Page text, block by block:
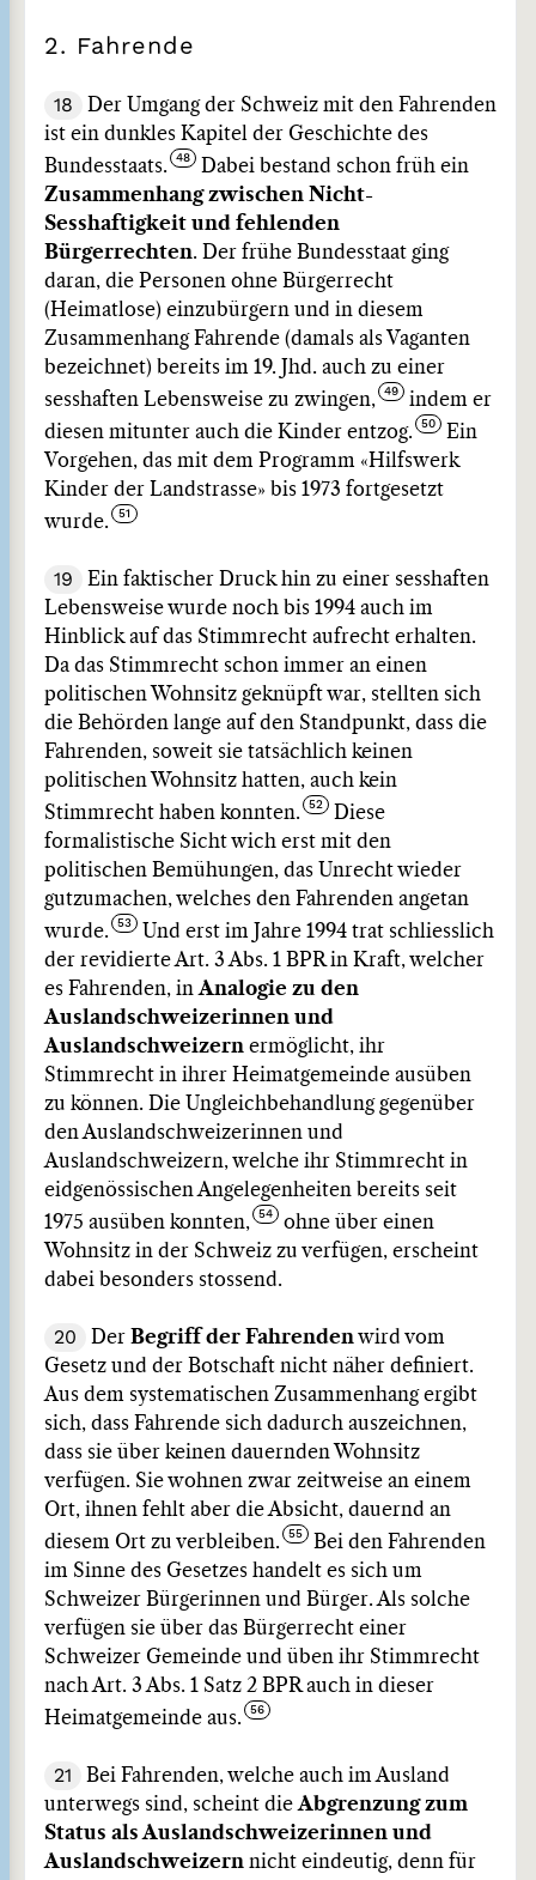
2. Fahrende
18
Der Umgang der Schweiz mit den Fahrenden
ist ein dunkles Kapitel der Geschichte des
Bundesstaats.
Dabei bestand schon früh ein
Zusammenhang zwischen Nicht-
Sesshaftigkeit und fehlenden
Bürgerrechten. Der frühe Bundesstaat ging
daran, die Personen ohne Bürgerrecht
(Heimatlose) einzubürgern und in diesem
Zusammenhang Fahrende (damals als Vaganten
bezeichnet) bereits im 19. Jhd. auch zu einer
sesshaften Lebensweise zu zwingen,
indem er
diesen mitunter auch die Kinder entzog.
Ein
Vorgehen, das mit dem Programm «Hilfswerk
Kinder der Landstrasse» bis 1973 fortgesetzt
wurde.
19
Ein faktischer Druck hin zu einer sesshaften
Lebensweise wurde noch bis 1994 auch im
Hinblick auf das Stimmrecht aufrecht erhalten.
Da das Stimmrecht schon immer an einen
politischen Wohnsitz geknüpft war, stellten sich
die Behörden lange auf den Standpunkt, dass die
Fahrenden, soweit sie tatsächlich keinen
politischen Wohnsitz hatten, auch kein
Stimmrecht haben konnten.
Diese
formalistische Sicht wich erst mit den
politischen Bemühungen, das Unrecht wieder
gutzumachen, welches den Fahrenden angetan
wurde.
Und erst im Jahre 1994 trat schliesslich
der revidierte Art. 3 Abs. 1 BPR in Kraft, welcher
es Fahrenden, in Analogie zu den
Auslandschweizerinnen und
Auslandschweizern ermöglicht, ihr
Stimmrecht in ihrer Heimatgemeinde ausüben
zu können. Die Ungleichbehandlung gegenüber
den Auslandschweizerinnen und
Auslandschweizern, welche ihr Stimmrecht in
eidgenössischen Angelegenheiten bereits seit
1975 ausüben konnten,
ohne über einen
Wohnsitz in der Schweiz zu verfügen, erscheint
dabei besonders stossend.
20 Der Begriff der Fahrenden wird vom
Gesetz und der Botschaft nicht näher definiert.
Aus dem systematischen Zusammenhang ergibt
sich, dass Fahrende sich dadurch auszeichnen,
dass sie über keinen dauernden Wohnsitz
verfügen. Sie wohnen zwar zeitweise an einem
Ort, ihnen fehlt aber die Absicht, dauernd an
diesem Ort zu verbleiben.
Bei den Fahrenden
im Sinne des Gesetzes handelt es sich um
Schweizer Bürgerinnen und Bürger. Als solche
verfügen sie über das Bürgerrecht einer
Schweizer Gemeinde und üben ihr Stimmrecht
nach Art. 3 Abs. 1 Satz 2 BPR auch in dieser
Heimatgemeinde aus.
21
Bei Fahrenden, welche auch im Ausland
unterwegs sind, scheint die Abgrenzung zum
Status als Auslandschweizerinnen und
Auslandschweizern nicht eindeutig, denn für